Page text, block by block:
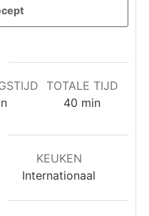
TOTALE TIJD
40 minuten
min
KEUKEN
Internationaal